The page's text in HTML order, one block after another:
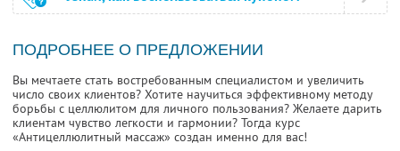
ПОДРОБНЕЕ О ПРЕДЛОЖЕНИИ
Вы мечтаете стать востребованным специалистом и увеличить
число своих клиентов? Хотите научиться эффективному методу
борьбы с целлюлитом для личного пользования? Желаете дарить
клиентам чувство легкости и гармонии? Тогда курс
«Антицеллюлитный массаж» создан именно для вас!